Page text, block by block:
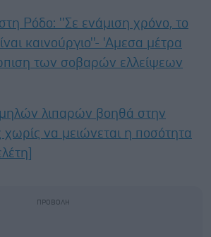
Ρόδο: ''Σε ενάμιση χρόνο, το
καινούργιο''- 'Αμεσα μέτρα
των σοβαρών ελλείψεων
λιπαρών βοηθά στην
να μειώνεται η ποσότητα